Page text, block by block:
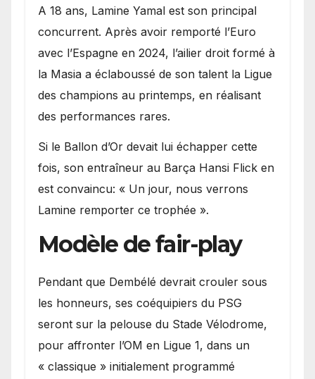
A 18 ans, Lamine Yamal est son principal
concurrent. Après avoir remporté l’Euro
avec l’Espagne en 2024, l’ailier droit formé à
la Masia a éclaboussé de son talent la Ligue
des champions au printemps, en réalisant
des performances rares.
Si le Ballon d’Or devait lui échapper cette
fois, son entraîneur au Barça Hansi Flick en
est convaincu: « Un jour, nous verrons
Lamine remporter ce trophée ».
Modèle de fair-play
Pendant que Dembélé devrait crouler sous
les honneurs, ses coéquipiers du PSG
seront sur la pelouse du Stade Vélodrome,
pour affronter l’OM en Ligue 1, dans un
« classique » initialement programmé